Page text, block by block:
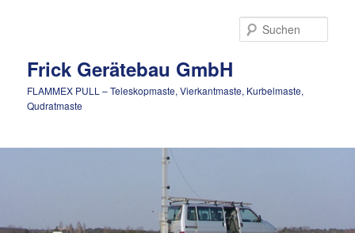
Frick Gerätebau GmbH
FLAMMEX PULL – Teleskopmaste, Vierkantmaste, Kurbelmaste,
Qudratmaste